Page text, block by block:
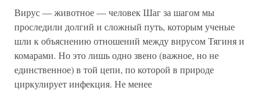
Вирус — животное — человек Шаг за шагом мы
проследили долгий и сложный путь, которым ученые
шли к объяснению отношений между вирусом Тягиня и
комарами. Но это лишь одно звено (важное, но не
единственное) в той цепи, по которой в природе
циркулирует инфекция. Не менее